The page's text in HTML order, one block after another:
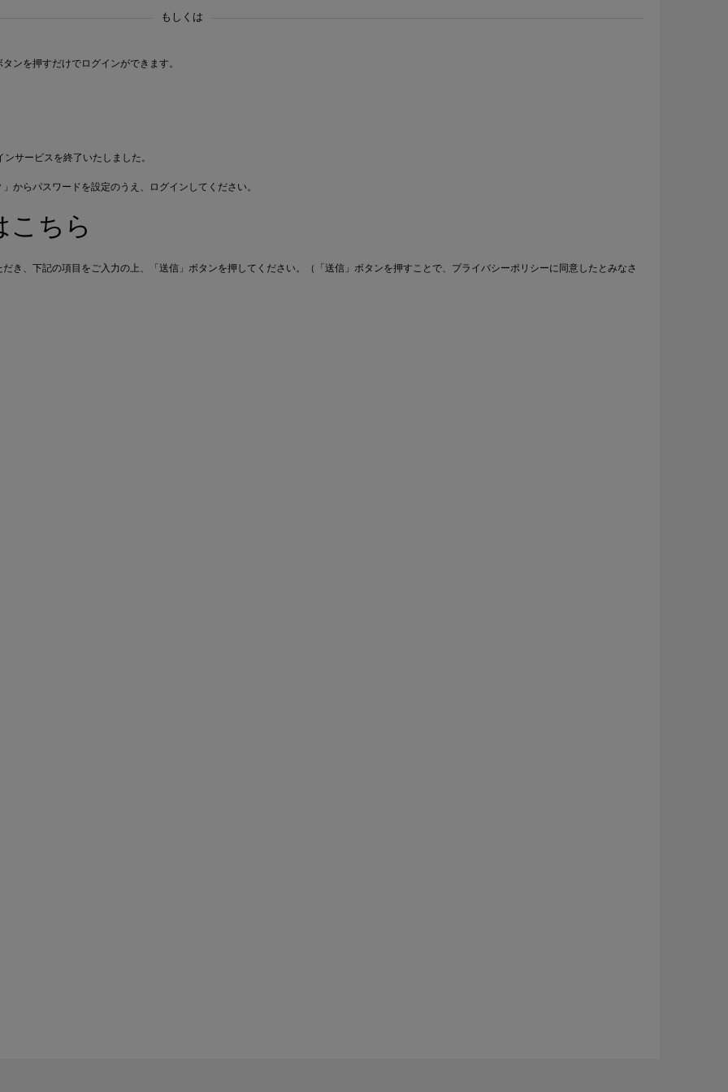
もしくは
ンを押すだけでログインができます。
サービスを終了いたしました。
からパスワードを設定のうえ、ログインしてください。
こちら
き、下記の項目をご入力の上、「送信」ボタンを押してください。（「送信」ボタンを押すことで、プライバシーポリシーに同意したとみなさ